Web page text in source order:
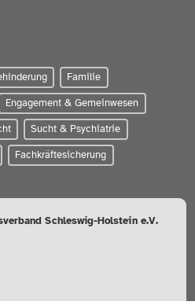
Familie
Engagement & Gemeinwesen
Sucht & Psychiatrie
Fachkräftesicherung
Schleswig-Holstein e.V.